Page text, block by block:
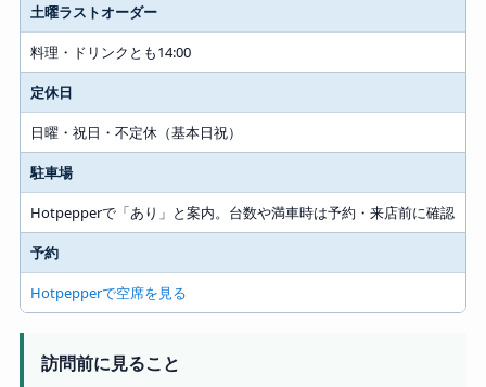
土曜ラストオーダー
料理・ドリンクとも14:00
定休日
日曜・祝日・不定休（基本日祝）
駐車場
Hotpepperで「あり」と案内。台数や満車時は予約・来店前に確認
予約
Hotpepperで空席を見る
訪問前に見ること